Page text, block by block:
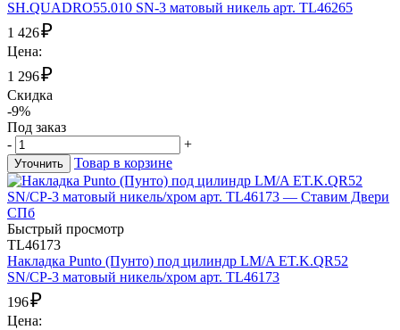
SH.QUADRO55.010 SN-3 матовый никель арт. TL46265
1 426₽
Цена:
1 296₽
Скидка
-9%
Под заказ
-
+
Уточнить Товар в корзине
Быстрый просмотр
TL46173
Накладка Punto (Пунто) под цилиндр LM/A ET.K.QR52
SN/CP-3 матовый никель/хром арт. TL46173
196₽
Цена: